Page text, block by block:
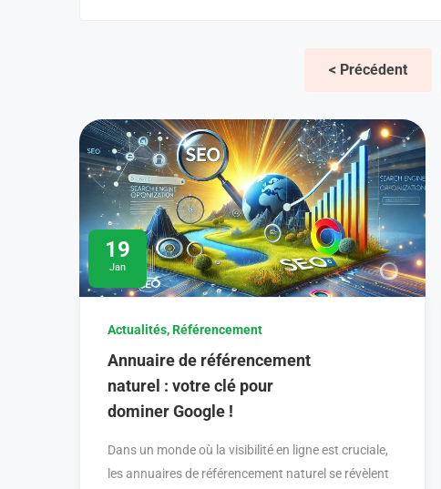
< Précédent
19
Jan
Actualités,Référencement
Annuaire de référencement
naturel : votre clé pour
dominer Google !
Dans un monde où la visibilité en ligne est cruciale,
les annuaires de référencement naturel se révèlent